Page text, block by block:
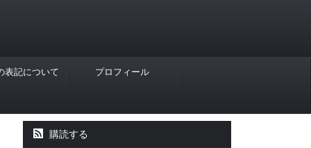
表記について プロフィール
購読する